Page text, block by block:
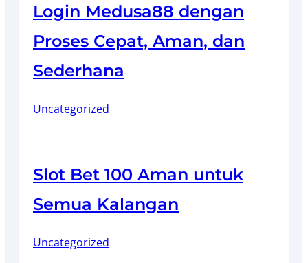
Login Medusa88 dengan
Proses Cepat, Aman, dan
Sederhana
Uncategorized
Slot Bet 100 Aman untuk
Semua Kalangan
Uncategorized